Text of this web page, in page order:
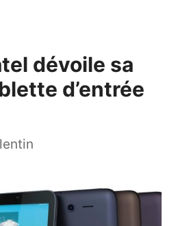
dévoile sa
d’entrée